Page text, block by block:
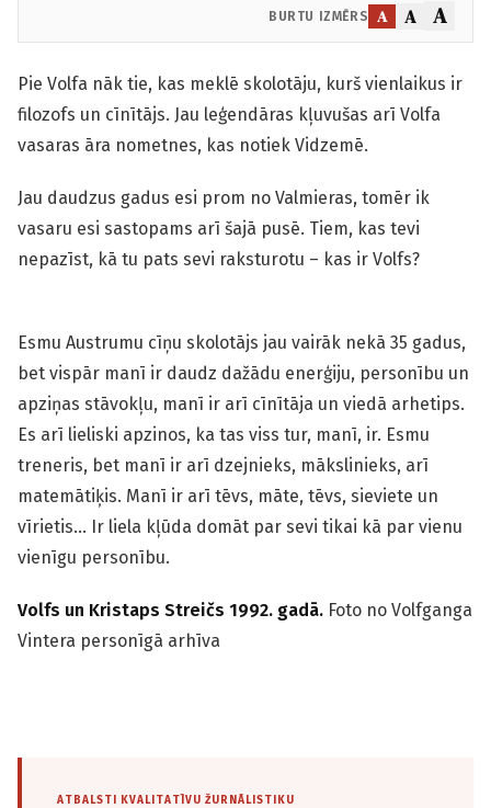
BURTU IZMĒRS A A A
Pie Volfa nāk tie, kas meklē skolotāju, kurš vienlaikus ir
filozofs un cīnītājs. Jau leģendāras kļuvušas arī Volfa
vasaras āra nometnes, kas notiek Vidzemē.
Jau daudzus gadus esi prom no Valmieras, tomēr ik
vasaru esi sastopams arī šajā pusē. Tiem, kas tevi
nepazīst, kā tu pats sevi raksturotu – kas ir Volfs?
Esmu Austrumu cīņu skolotājs jau vairāk nekā 35 gadus,
bet vispār manī ir daudz dažādu enerģiju, personību un
apziņas stāvokļu, manī ir arī cīnītāja un viedā arhetips.
Es arī lieliski apzinos, ka tas viss tur, manī, ir. Esmu
treneris, bet manī ir arī dzejnieks, mākslinieks, arī
matemātiķis. Manī ir arī tēvs, māte, tēvs, sieviete un
vīrietis… Ir liela kļūda domāt par sevi tikai kā par vienu
vienīgu personību.
Volfs un Kristaps Streičs 1992. gadā. Foto no Volfganga
Vintera personīgā arhīva
ATBALSTI KVALITATĪVU ŽURNĀLISTIKU